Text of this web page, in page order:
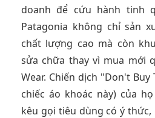
doanh để cứu hành tinh
Patagonia không chỉ sản
chất lượng cao mà còn
sửa chữa thay vì mua mới
Wear. Chiến dịch "Don't
chiếc áo khoác này) của
kêu gọi tiêu dùng có ý